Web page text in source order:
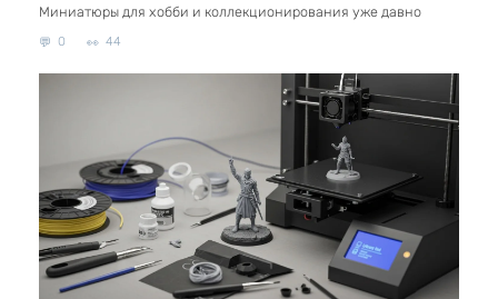
Миниатюры для хобби и коллекционирования уже давно
0 44